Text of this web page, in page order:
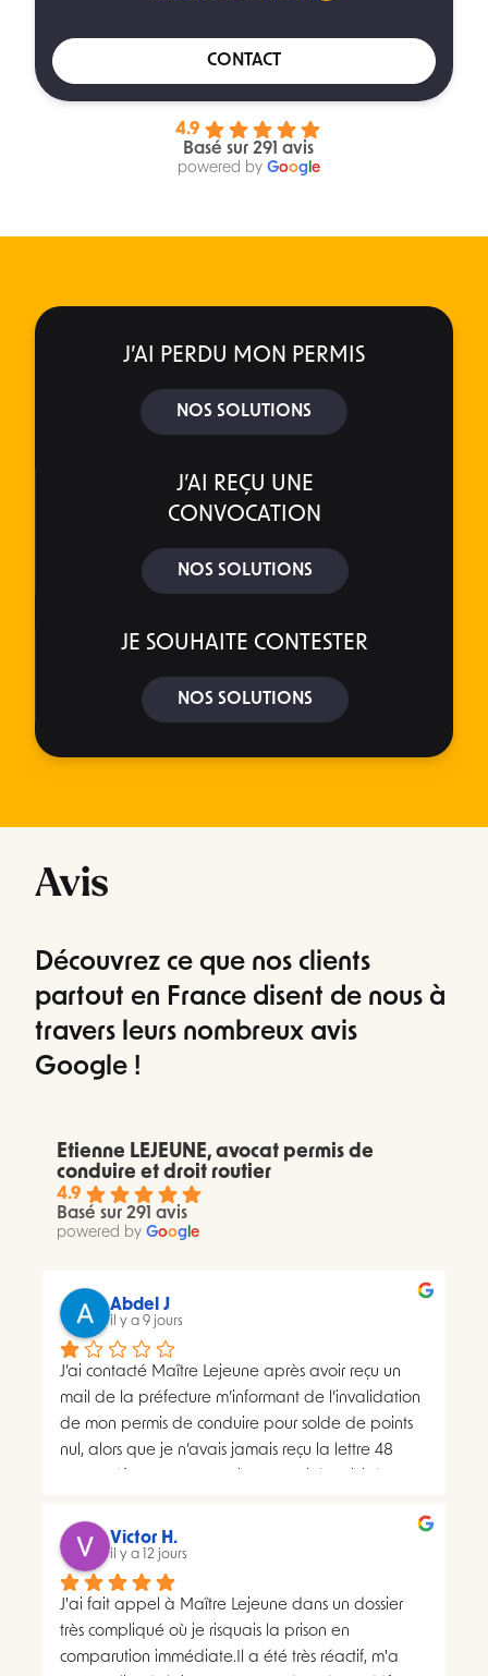
CONTACT
4.9
Basé sur 291 avis
powered by Googl e
J’AI PERDU MON PERMIS
NOS SOLUTIONS
J’AI REÇU UNE
CONVOCATION
NOS SOLUTIONS
JE SOUHAITE CONTESTER
NOS SOLUTIONS
Avis
Découvrez ce que nos clients
partout en France disent de nous à
travers leurs nombreux avis
Google !
Etienne LEJEUNE, avocat permis de
conduire et droit routier
4.9
Basé sur 291 avis
powered by Goog e
Abdel J
il y a 9 jours
J’ai contacté Maître Lejeune après avoir reçu un
mail de la préfecture m’informant de l’invalidation
de mon permis de conduire pour solde de points
nul, alors que je n’avais jamais reçu la lettre 48
distributions à deux dates différentes, ce qui me
semblait présenter une anomalie nécessitant une
analyse juridique.Après avoir consulté les
nombreux avis positifs concernant Maître Lejeune,
je lui ai envoyé par courriel l’intégralité de mon
dossier. Je lui ai également demandé, à plusieurs
Victor H.
il y a 12 jours
J'ai fait appel à Maître Lejeune dans un dossier
très compliqué où je risquais la prison en
comparution immédiate.Il a été très réactif, m'a